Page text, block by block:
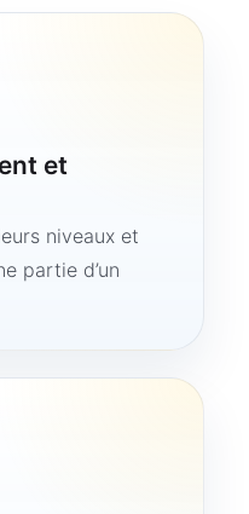
et
niveaux et
partie d’un